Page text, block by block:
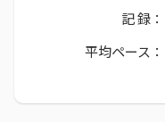
記 録：
平均ペース：